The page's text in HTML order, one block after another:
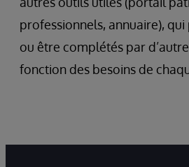
professionnels, annuaire),
ou être complétés par
fonction des besoins de